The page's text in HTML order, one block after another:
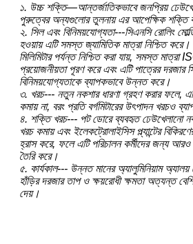
১. উচ্চ শক্তি—আন্তর্জাতিকভাবে জনপ্রিয়
পুরুত্বের অন্যগুলোর তুলনায় এর আপেক্ষিক শক্তি
২. সিল এবং বিনিময়যোগ্যতা---সিএনসি রোলিং
হওয়ায় এটি সমস্ত জ্যামিতিক মাত্রা নিশ্চিত করে।
মিলিমিটার পর্যন্ত নিশ্চিত করা যায়, সমস্ত
প্রয়োজনীয়তা পূরণ করে এবং এটি পাত্রের দরজার
বিনিময়যোগ্যতাকে ব্যাপকভাবে উন্নত করে।
৩. খরচ--- নতুন নকশার ধারণা গ্রহণ করার ফলে,
কমায় না, বরং প্রতি বর্গমিটারের উৎপাদন খরচও
৪. শক্তি খরচ--- পট ডোরে ব্যবহৃত ঢেউখেলানো
খরচ কমায় এবং ইলেকট্রোলাইসিস প্ল্যান্টের
হ্রাস করে, ফলে এটি পরিচালন কর্মীদের জন্য
তৈরি করে।
৫. কার্যকাল--- উন্নত মানের অ্যালুমিনিয়াম অ্যালয়
হাঁড়ির দরজার তাপ ও ​​ক্ষয়রোধী ক্ষমতা অত্যন্ত
দেয়।